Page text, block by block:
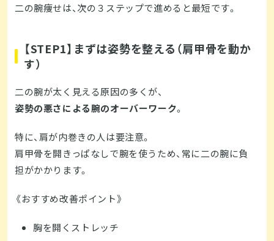
二の腕痩せは、次の３ステップで進めると最短です。
【STEP1】まずは姿勢を整える（肩甲骨を動か
す）
二の腕が太く見える原因の多くが、
姿勢の悪さによる腕のオーバーワーク。
特に、肩が内巻きの人は要注意。
肩甲骨を開きっぱなしで腕を使うため、常に二の腕に負
担がかかります。
《おすすめ改善ポイント》
胸を開くストレッチ